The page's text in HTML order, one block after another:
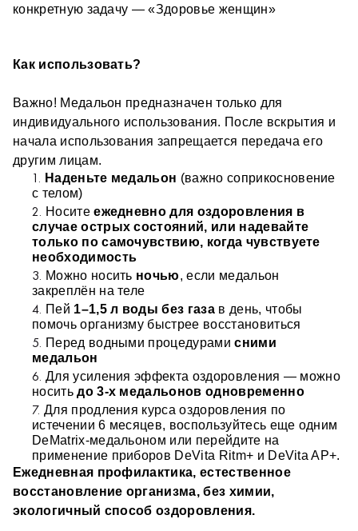
для эффективного использования не требует
подходит для ежедневного ношения всеми членами
семьи - от мала до велика
безопасно для длительного использования
Это не ”ещё один продукт”.
Это технология, встроенная в твою жизнь.
И улучшающая её - автоматически.
Формат использования
носишь на теле от 1 до 6 месяцев, постоянно или во
времена обострений
оздоровительный эффект накапливается
можно сочетать до 3х медальонов вместе, работая
сразу над несколькими причинами
подходит для любого возраста, практически не имеет
противопоказаний
Просто надеваешь → организм делает остальное.
Ежедневная профилактика, естественное
восстановление организма, без химии,
экологичный способ оздоровления.
конкретную задачу — «Здоровье женщин»
Как использовать?
Важно! Медальон предназначен только для
индивидуального использования. После вскрытия и
начала использования запрещается передача его
другим лицам.
Наденьте медальон (важно соприкосновение
с телом)
Носите ежедневно для оздоровления в
случае острых состояний, или надевайте
только по самочувствию, когда чувствуете
необходимость
Можно носить ночью, если медальон
закреплён на теле
Пей 1–1,5 л воды без газа в день, чтобы
помочь организму быстрее восстановиться
Перед водными процедурами сними
медальон
Для усиления эффекта оздоровления — можно
носить до 3-х медальонов одновременно
Для продления курса оздоровления по
истечении 6 месяцев, воспользуйтесь еще одним
DeMatrix-медальоном или перейдите на
применение приборов DeVita Ritm+ и DeVita AP+.
Ежедневная профилактика, естественное
восстановление организма, без химии,
экологичный способ оздоровления.